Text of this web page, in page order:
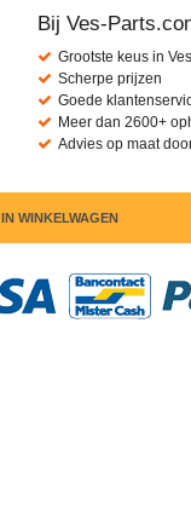
Bij Ves-
Grootste keus in
Scherpe prijzen
Goede
Meer dan 2600+
Advies op maat
IN WINKELWAGEN